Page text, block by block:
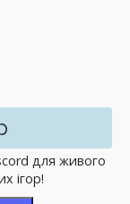
для живого
ігор!